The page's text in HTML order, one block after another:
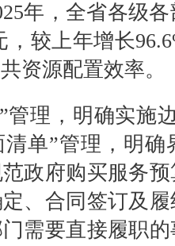
年，全省各级
，较上年增长
资源配置效率。
管理，明确实施
清单”管理，明
政府购买服务
、合同签订及
需要直接履职